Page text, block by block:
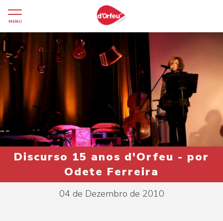
MENU
Discurso 15 anos d'Orfeu - por
Odete Ferreira
04 de Dezembro de 2010